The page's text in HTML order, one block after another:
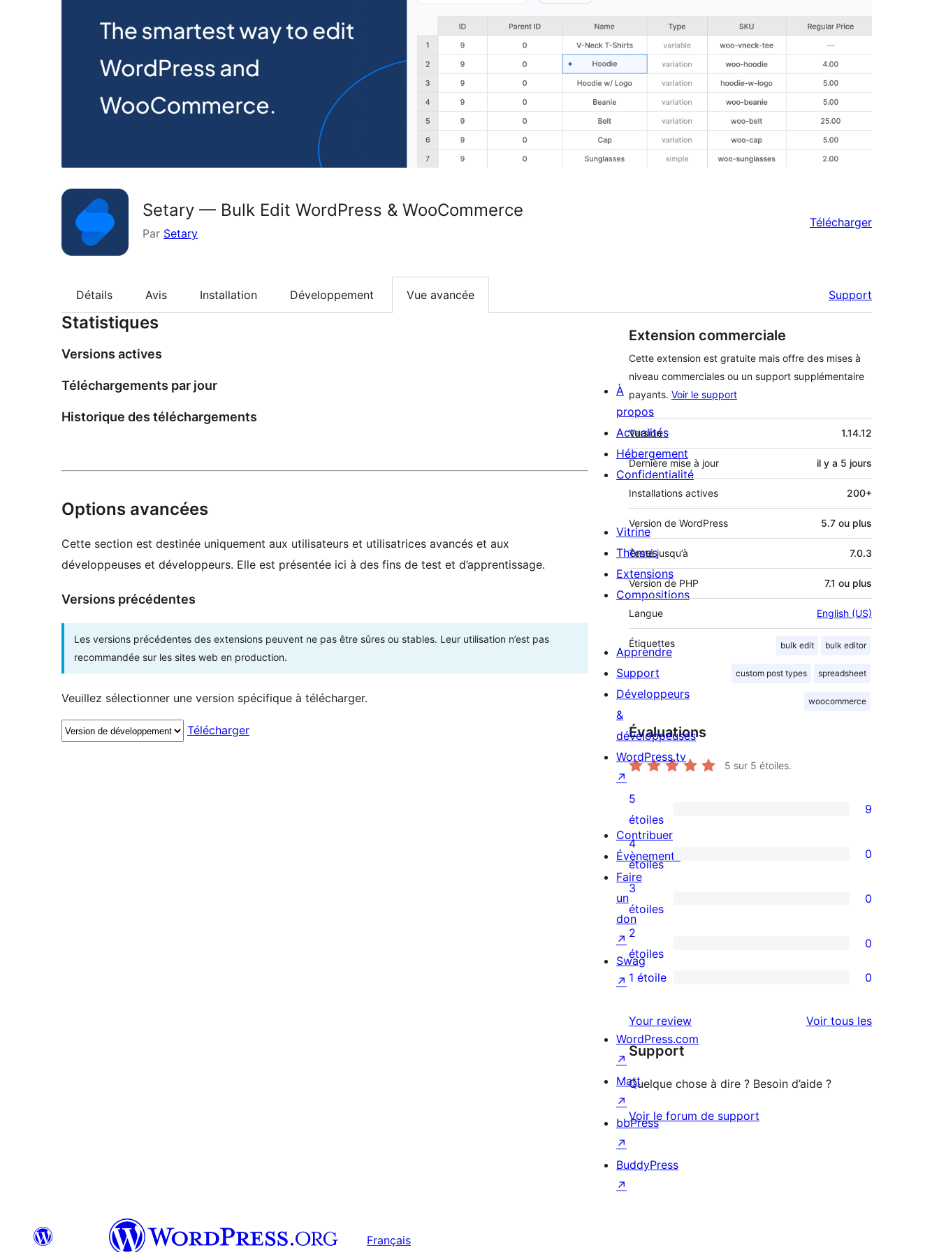
Setary — Bulk Edit WordPress & WooCommerce
Par Setary
Télécharger
Détails Avis Installation Développement Vue avancée Support
Statistiques
Versions actives
Téléchargements par jour
Historique des téléchargements
Options avancées
Cette section est destinée uniquement aux utilisateurs et utilisatrices avancés et aux
développeuses et développeurs. Elle est présentée ici à des fins de test et d’apprentissage.
Versions précédentes
Les versions précédentes des extensions peuvent ne pas être sûres ou stables. Leur utilisation n’est pas
recommandée sur les sites web en production.
Veuillez sélectionner une version spécifique à télécharger.
Télécharger
Extension commerciale
Cette extension est gratuite mais offre des mises à
niveau commerciales ou un support supplémentaire
payants. Voir le support
Méta
Version 1.14.12
Dernière mise à jour il y a 5 jours
Installations actives 200+
Version de WordPress 5.7 ou plus
Testé jusqu’à 7.0.3
Version de PHP 7.1 ou plus
Langue English (US)
Étiquettes bulk edit bulk editor
custom post types spreadsheet
woocommerce
Évaluations
5 sur 5 étoiles.
9
avis
à
5
étoiles
5
étoiles
9
0
avis
à
4
étoile
4
étoiles
0
0
avis
à
3
3
étoiles
0
0
avis
2
étoile
2
étoiles
0
à
1
1 étoile 0
Your review Voir tous lesavis
Support
Quelque chose à dire ? Besoin d’aide ?
Voir le forum de support
À
propos
Actualités
Hébergement
Confidentialité
Vitrine
Thèmes
Extensions
Compositions
Apprendre
Support
Développeurs
&
développeuses
WordPress.tv
↗
Contribuer
Évènements
Faire
un
don
↗
Swag
↗
WordPress.com
↗
Matt
↗
bbPress
↗
BuddyPress
↗
Français